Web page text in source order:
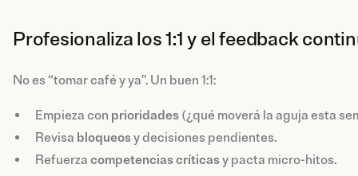
Profesionaliza los 1:1 y el feedback
No es “tomar café y ya”. Un buen 1:1:
Empieza con prioridades (¿qué moverá la aguja esta
Revisa bloqueosy decisiones pendientes.
Refuerza competenciascríticasy pacta micro-hitos.